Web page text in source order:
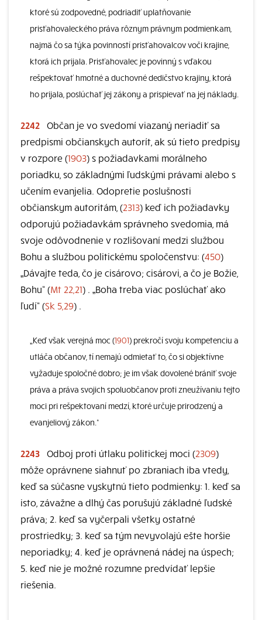
ktoré sú zodpovedné, podriadiť uplatňovanie
prisťahovaleckého práva rôznym právnym podmienkam,
najmä čo sa týka povinností prisťahovalcov voči krajine,
ktorá ich prijala. Prisťahovalec je povinný s vďakou
rešpektovať hmotné a duchovné dedičstvo krajiny, ktorá
ho prijala, poslúchať jej zákony a prispievať na jej náklady.
2242 Občan je vo svedomí viazaný neriadiť sa
predpismi občianskych autorít, ak sú tieto predpisy
v rozpore (1903) s požiadavkami morálneho
poriadku, so základnými ľudskými právami alebo s
učením evanjelia. Odopretie poslušnosti
občianskym autoritám, (2313) keď ich požiadavky
odporujú požiadavkám správneho svedomia, má
svoje odôvodnenie v rozlišovaní medzi službou
Bohu a službou politickému spoločenstvu: (450)
„Dávajte teda, čo je cisárovo; cisárovi, a čo je Božie,
Bohu“ (Mt 22,21) . „Boha treba viac poslúchať ako
ľudí“ (Sk 5,29) .
„Keď však verejná moc (1901) prekročí svoju kompetenciu a
utláča občanov, tí nemajú odmietať to, čo si objektívne
vyžaduje spoločné dobro; je im však dovolené brániť svoje
práva a práva svojich spoluobčanov proti zneužívaniu tejto
moci pri rešpektovaní medzí, ktoré určuje prirodzený a
evanjeliový zákon.“
2243 Odboj proti útlaku politickej moci (2309)
môže oprávnene siahnuť po zbraniach iba vtedy,
keď sa súčasne vyskytnú tieto podmienky: 1. keď sa
isto, závažne a dlhý čas porušujú základné ľudské
práva; 2. keď sa vyčerpali všetky ostatné
prostriedky; 3. keď sa tým nevyvolajú ešte horšie
neporiadky; 4. keď je oprávnená nádej na úspech;
5. keď nie je možné rozumne predvídať lepšie
riešenia.